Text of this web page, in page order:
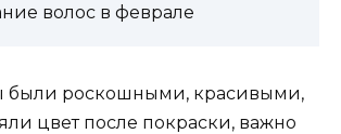
волос в феврале
были роскошными, красивыми,
цвет после покраски, важно